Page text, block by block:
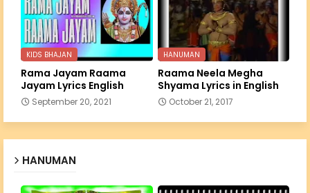
KIDS BHAJAN
Rama Jayam Raama
Jayam Lyrics English
September 20, 2021
HANUMAN
Raama Neela Megha
Shyama Lyrics in English
October 21, 2017
HANUMAN